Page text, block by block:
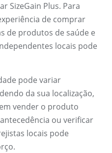
SizeGain Plus. Para
de comprar
de produtos de saúde e
locais pode
pode variar
da sua localização,
vender o produto
ou verificar
locais pode